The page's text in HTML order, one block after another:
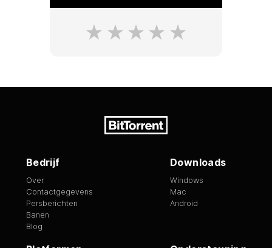
Bedrijf
Over
Contactgegevens
Persberichten
Banen
Blog
Downloads
Windows
Mac
Android